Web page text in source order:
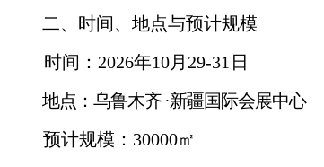
二、时间、地点与预计规模
时间： 2026年10月29-31 日
地点：乌鲁木齐 ·新疆国际会展中心
预计规模： 30000㎡